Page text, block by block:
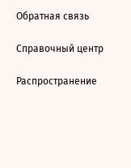
Обратная связь
Справочный центр
Распространение